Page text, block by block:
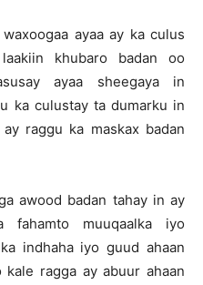
ayaa ay ka culus
khubaro badan oo
ayaa sheegaya in
ka culustay ta dumarku in
raggu ka maskax badan
awood badan tahay in ay
fahamto muuqaalka iyo
indhaha iyo guud ahaan
ragga ay abuur ahaan